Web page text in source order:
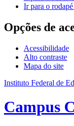
Ir para o rodapé
Opções de
Acessibilidade
Alto contraste
Mapa do site
Instituto Federal de
Campus